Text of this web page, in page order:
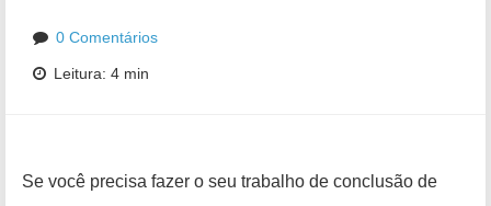
0 Comentários
Leitura: 4 min
Se você precisa fazer o seu trabalho de conclusão de